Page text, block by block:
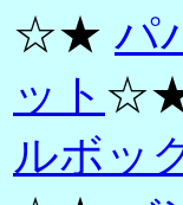
☆★ パ
ット
ルボッ